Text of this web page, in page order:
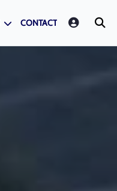
LOGIN
CONTACT